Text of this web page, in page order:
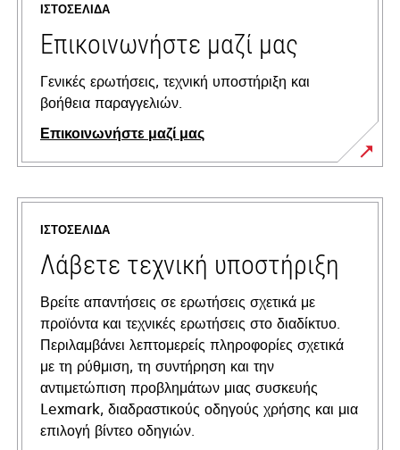
ΙΣΤΟΣΕΛΊΔΑ
Επικοινωνήστε μαζί μας
Γενικές ερωτήσεις, τεχνική υποστήριξη και
βοήθεια παραγγελιών.
Επικοινωνήστε μαζί μας
ΙΣΤΟΣΕΛΊΔΑ
Λάβετε τεχνική υποστήριξη
Βρείτε απαντήσεις σε ερωτήσεις σχετικά με
προϊόντα και τεχνικές ερωτήσεις στο διαδίκτυο.
Περιλαμβάνει λεπτομερείς πληροφορίες σχετικά
με τη ρύθμιση, τη συντήρηση και την
αντιμετώπιση προβλημάτων μιας συσκευής
Lexmark, διαδραστικούς οδηγούς χρήσης και μια
επιλογή βίντεο οδηγιών.